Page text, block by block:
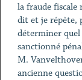
la fraude fiscale
dit et je répète,
déterminer
sanctionné
M.
ancienne